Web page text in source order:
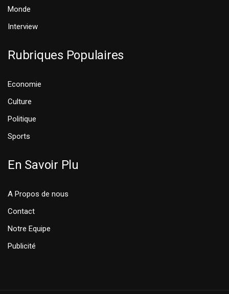
Monde
Interview
Rubriques Populaires
Economie
Culture
Politique
Sports
En Savoir Plu
A Propos de nous
Contact
Notre Equipe
Publicité